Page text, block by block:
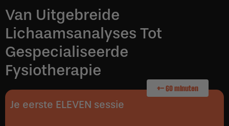
Van Uitgebreide
Lichaamsanalyses Tot
Gespecialiseerde
Fysiotherapie
+- 60 minuten
Je eerste ELEVEN sessie